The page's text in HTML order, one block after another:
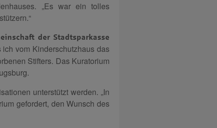
„Es war ein tolles
der Stadtsparkasse
vom Kinderschutzhaus das
Stifters. Das Kuratorium
unterstützt werden. „In
gefordert, den Wunsch des